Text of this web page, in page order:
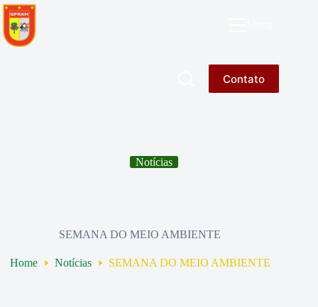
Pular
para
o
conteúdo
Contato
Notícias
SEMANA DO MEIO AMBIENTE
Home Notícias SEMANA DO MEIO AMBIENTE